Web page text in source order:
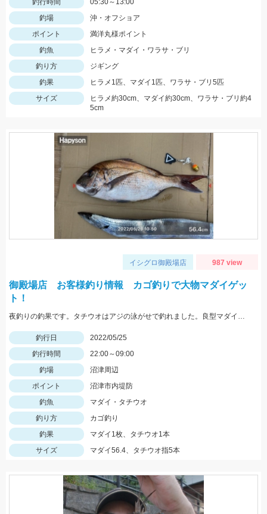
釣行時間
05:30～13:00
釣場
沖・オフショア
ポイント
満洋丸様ポイント
釣魚
ヒラメ・マダイ・ワラサ・ブリ
釣り方
ジギング
釣果
ヒラメ1匹、マダイ1匹、ワラサ・ブリ5匹
サイズ
ヒラメ約30cm、マダイ約30cm、ワラサ・ブリ約4
5cm
イシグロ御殿場店 987 view
御殿場店 お客様釣り情報 カゴ釣りで大物マダイゲッ
ト！
夜釣りの釣果です。タチウオはアジの泳がせで釣れました。良型マダイおめでとうございます。
釣行日
2022/05/25
釣行時間
22:00～09:00
釣場
沼津周辺
ポイント
沼津市内堤防
釣魚
マダイ・タチウオ
釣り方
カゴ釣り
釣果
マダイ1枚、タチウオ1本
サイズ
マダイ56.4、タチウオ指5本